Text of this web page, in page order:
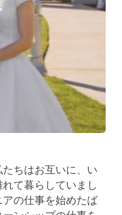
ちはお互いに、い
て暮らしていまし
の仕事を始めたば